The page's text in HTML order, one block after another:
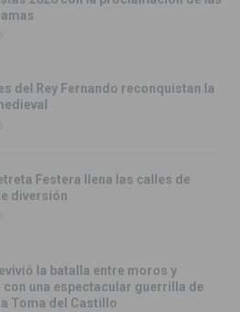
del Rey Fernando reconquistan la
Festera llena las calles de
diversión
la batalla entre moros y
una espectacular guerrilla de
Toma del Castillo